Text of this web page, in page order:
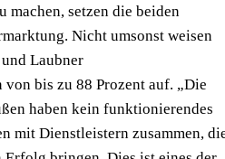
machen, setzen die beiden
Nicht umsonst weisen
Laubner
bis zu 88 Prozent auf. „Die
haben kein funktionierendes
mit Dienstleistern zusammen,